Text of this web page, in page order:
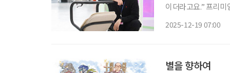
이더라고요.” 프리
2025-12-19 07:00
별을 향하여